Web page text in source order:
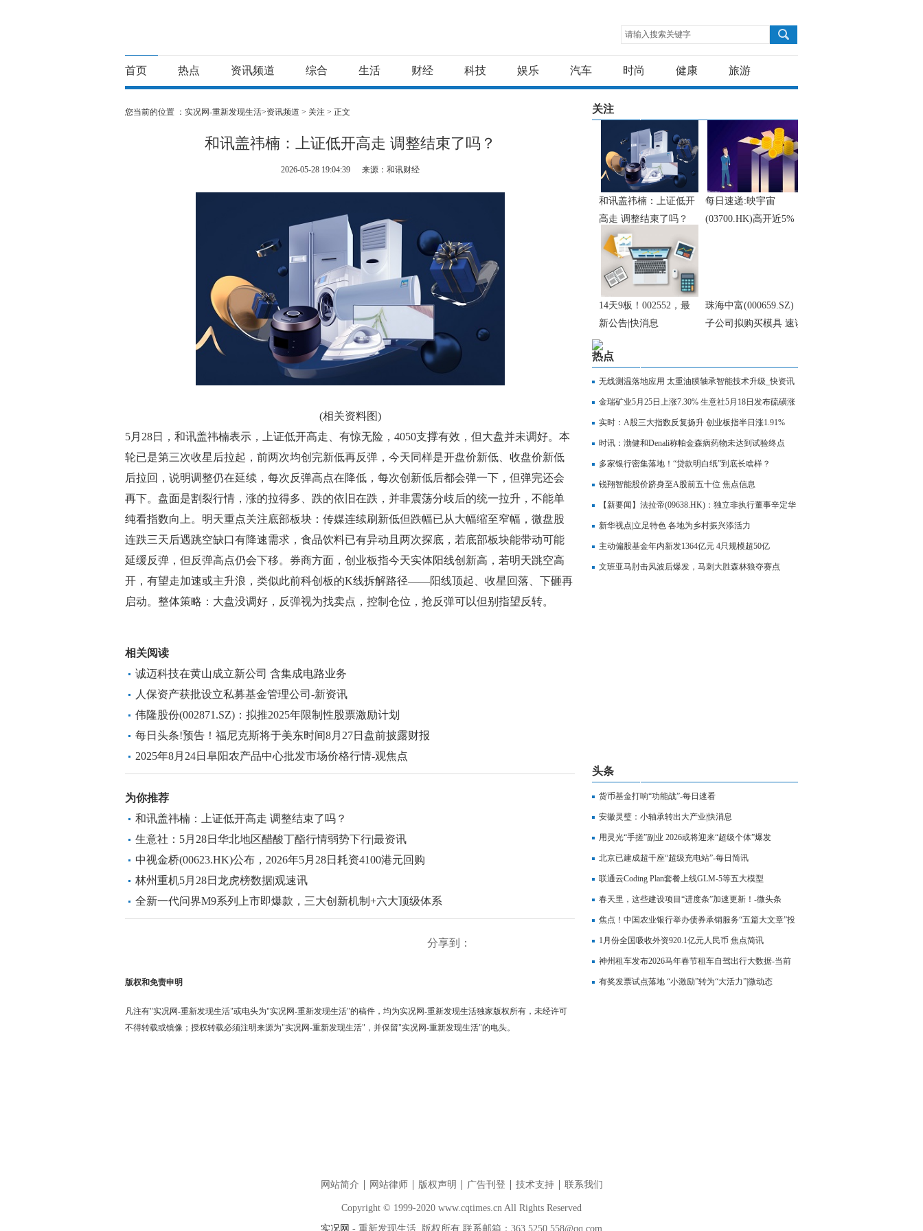
请输入搜索关键字
首页 热点 资讯频道 综合 生活 财经 科技 娱乐 汽车 时尚 健康 旅游
您当前的位置 ： 实况网-重新发现生活>资讯频道 > 关注 > 正文
和讯盖祎楠：上证低开高走 调整结束了吗？
2026-05-28 19:04:39 来源：和讯财经
(相关资料图)
5月28日，和讯盖祎楠表示，上证低开高走、有惊无险，4050支撑有效，但大盘并未调好。本
轮已是第三次收星后拉起，前两次均创完新低再反弹，今天同样是开盘价新低、收盘价新低
后拉回，说明调整仍在延续，每次反弹高点在降低，每次创新低后都会弹一下，但弹完还会
再下。盘面是割裂行情，涨的拉得多、跌的依旧在跌，并非震荡分歧后的统一拉升，不能单
纯看指数向上。明天重点关注底部板块：传媒连续刷新低但跌幅已从大幅缩至窄幅，微盘股
连跌三天后遇跳空缺口有降速需求，食品饮料已有异动且两次探底，若底部板块能带动可能
延缓反弹，但反弹高点仍会下移。券商方面，创业板指今天实体阳线创新高，若明天跳空高
开，有望走加速或主升浪，类似此前科创板的K线拆解路径——阳线顶起、收星回落、下砸再
启动。整体策略：大盘没调好，反弹视为找卖点，控制仓位，抢反弹可以但别指望反转。
相关阅读
诚迈科技在黄山成立新公司 含集成电路业务
人保资产获批设立私募基金管理公司-新资讯
伟隆股份(002871.SZ)：拟推2025年限制性股票激励计划
每日头条!预告！福尼克斯将于美东时间8月27日盘前披露财报
2025年8月24日阜阳农产品中心批发市场价格行情-观焦点
为你推荐
和讯盖祎楠：上证低开高走 调整结束了吗？
生意社：5月28日华北地区醋酸丁酯行情弱势下行|最资讯
中视金桥(00623.HK)公布，2026年5月28日耗资4100港元回购
2000股股份 每日短讯
林州重机5月28日龙虎榜数据|观速讯
全新一代问界M9系列上市即爆款，三大创新机制+六大顶级体系
重构豪华标杆
分享到：
版权和免责申明
凡注有"实况网-重新发现生活"或电头为"实况网-重新发现生活"的稿件，均为实况网-重新发现生活独家版权所有，未经许可
不得转载或镜像；授权转载必须注明来源为"实况网-重新发现生活"，并保留"实况网-重新发现生活"的电头。
关注
和讯盖祎楠：上证低开
高走 调整结束了吗？
每日速递:映宇宙
(03700.HK)高开近5%，
14天9板！002552，最
新公告|快消息
珠海中富(000659.SZ)：
子公司拟购买模具 速读
热点
无线测温落地应用 太重油膜轴承智能技术升级_快资讯
金瑞矿业5月25日上涨7.30% 生意社5月18日发布硫磺涨
价快讯
实时：A股三大指数反复扬升 创业板指半日涨1.91%
PCB、光通信板块强势
时讯：渤健和Denali称帕金森病药物未达到试验终点
多家银行密集落地！“贷款明白纸”到底长啥样？
锐翔智能股价跻身至A股前五十位 焦点信息
【新要闻】法拉帝(09638.HK)：独立非执行董事辛定华
获委任为首席独立非执行董事
新华视点|立足特色 各地为乡村振兴添活力
主动偏股基金年内新发1364亿元 4只规模超50亿
文班亚马肘击风波后爆发，马刺大胜森林狼夺赛点
头条
货币基金打响“功能战”-每日速看
安徽灵璧：小轴承转出大产业|快消息
用灵光“手搓”副业 2026或将迎来“超级个体”爆发
北京已建成超千座“超级充电站”-每日简讯
联通云Coding Plan套餐上线GLM-5等五大模型
春天里，这些建设项目“进度条”加速更新！-微头条
焦点！中国农业银行举办债券承销服务“五篇大文章”投
融资对接会
1月份全国吸收外资920.1亿元人民币 焦点简讯
神州租车发布2026马年春节租车自驾出行大数据-当前
聚焦
有奖发票试点落地 “小激励”转为“大活力”|微动态
网站简介 网站律师 版权声明 广告刊登 技术支持 联系我们
Copyright © 1999-2020 www.cqtimes.cn All Rights Reserved
实况网 - 重新发现生活 版权所有 联系邮箱：363 5250 558@qq.com